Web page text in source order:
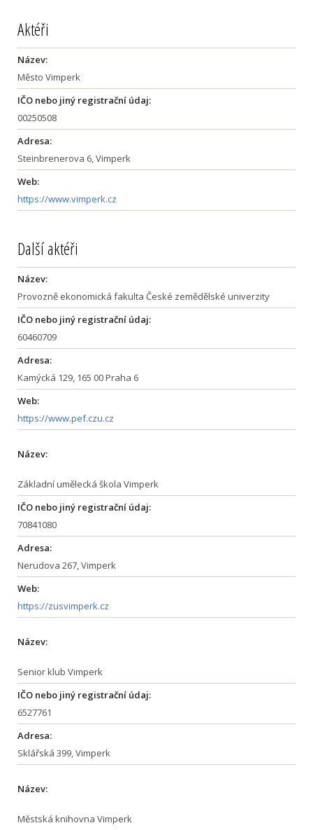
Aktéři
Název:
Město Vimperk
IČO nebo jiný registrační údaj:
00250508
Adresa:
Steinbrenerova 6, Vimperk
Web:
https://www.vimperk.cz
Další aktéři
Název:
Provozně ekonomická fakulta České zemědělské univerzity
IČO nebo jiný registrační údaj:
60460709
Adresa:
Kamýcká 129, 165 00 Praha 6
Web:
https://www.pef.czu.cz
Název:
Základní umělecká škola Vimperk
IČO nebo jiný registrační údaj:
70841080
Adresa:
Nerudova 267, Vimperk
Web:
https://zusvimperk.cz
Název:
Senior klub Vimperk
IČO nebo jiný registrační údaj:
6527761
Adresa:
Sklářská 399, Vimperk
Název:
Městská knihovna Vimperk